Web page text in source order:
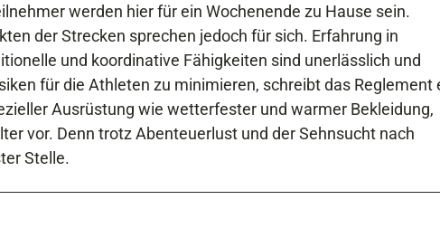
werden hier für ein Wochenende zu Hause sein.
der Strecken sprechen jedoch für sich. Erfahrung in
und koordinative Fähigkeiten sind unerlässlich und
für die Athleten zu minimieren, schreibt das Reglement
Ausrüstung wie wetterfester und warmer Bekleidung,
vor. Denn trotz Abenteuerlust und der Sehnsucht nach
Stelle.